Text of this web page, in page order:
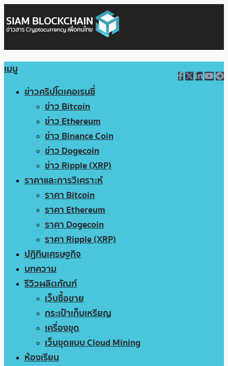
เมนู
ข่าวคริปโตเคอเรนซี่
ข่าว Bitcoin
ข่าว Ethereum
ข่าว Binance Coin
ข่าว Dogecoin
ข่าว Ripple (XRP)
ราคาและการวิเคราะห์
ราคา Bitcoin
ราคา Ethereum
ราคา Dogecoin
ราคา Ripple (XRP)
ปฏิทินเศรษฐกิจ
บทความ
รีวิวผลิตภัณฑ์
เว็บซื้อขาย
กระเป๋าเก็บเหรียญ
เครื่องขุด
เว็บขุดแบบ Cloud Mining
ห้องเรียน